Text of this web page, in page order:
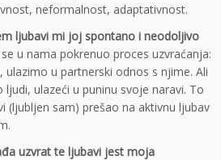
neformalnost, adaptativnost.
ljubavi mi joj spontano i neodoljivo
u nama pokrenuo proces uzvraćanja:
u partnerski odnos s njime. Ali
ulazeći u puninu svoje naravi. To
(ljubljen sam) prešao na aktivnu ljubav
uzvrat te ljubavi jest moja